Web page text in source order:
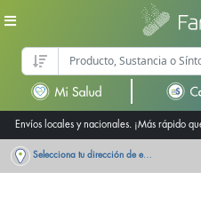
Envíos locales y nacionales. ¡Más rápido
Selecciona tu dirección de entrega